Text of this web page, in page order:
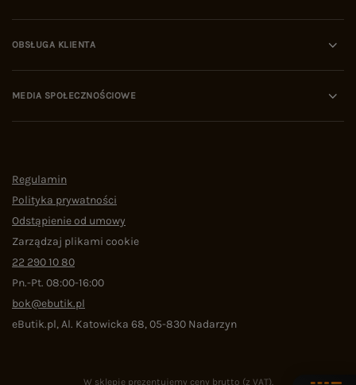
OBSŁUGA KLIENTA
MEDIA SPOŁECZNOŚCIOWE
Regulamin
Polityka prywatności
Odstąpienie od umowy
Zarządzaj plikami cookie
22 290 10 80
Pn.-Pt. 08:00-16:00
bok@ebutik.pl
eButik.pl,Al. Katowicka 68,05-830 Nadarzyn
W sklepie prezentujemy ceny brutto (z VAT).